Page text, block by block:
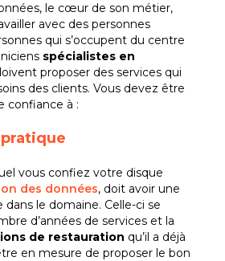
le cœur de son métier,
avec des personnes
qui s’occupent du centre
spécialistes en
proposer des services qui
des clients. Vous devez être
confiance à :
pratique
vous confiez votre disque
des données, doit avoir une
dans le domaine. Celle-ci se
d’années de services et la
de restauration qu’il a déjà
en mesure de proposer le bon